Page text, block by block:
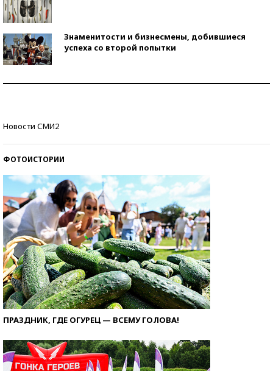
Знаменитости и бизнесмены, добившиеся
успеха со второй попытки
Новости СМИ2
ФОТОИСТОРИИ
ПРАЗДНИК, ГДЕ ОГУРЕЦ — ВСЕМУ ГОЛОВА!